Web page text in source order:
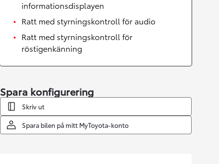
informationsdisplayen
Ratt med styrningskontroll för audio
Ratt med styrningskontroll för
röstigenkänning
Spara konfigurering
Skriv ut
Spara bilen på mitt MyToyota-konto